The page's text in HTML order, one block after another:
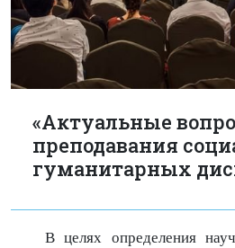
«Актуальные
преподавания
гуманитарных
В целях определения